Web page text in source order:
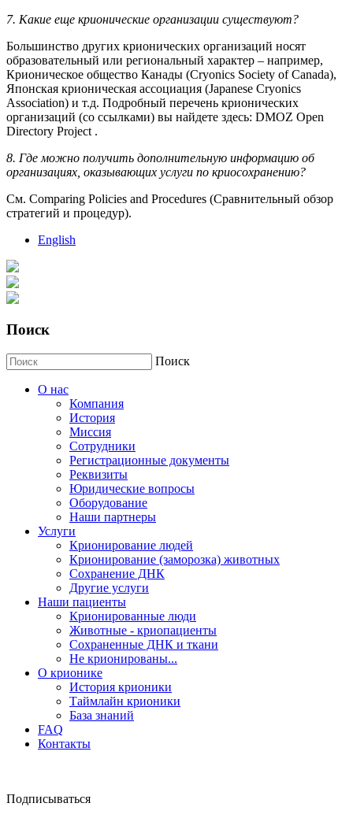
7. Какие еще крионические организации существуют?
Большинство других крионических организаций носят
образовательный или региональный характер – например,
Крионическое общество Канады (Cryonics Society of Canada),
Японская крионическая ассоциация (Japanese Cryonics
Association) и т.д. Подробный перечень крионических
организаций (со ссылками) вы найдете здесь: DMOZ Open
Directory Project .
8. Где можно получить дополнительную информацию об
организациях, оказывающих услуги по криосохранению?
См. Comparing Policies and Procedures (Сравнительный обзор
стратегий и процедур).
English
Поиск
Поиск
О нас
Компания
История
Миссия
Сотрудники
Регистрационные документы
Реквизиты
Юридические вопросы
Оборудование
Наши партнеры
Услуги
Крионирование людей
Крионирование (заморозка) животных
Сохранение ДНК
Другие услуги
Наши пациенты
Крионированные люди
Животные - криопациенты
Сохраненные ДНК и ткани
Не крионированы...
О крионике
История крионики
Таймлайн крионики
База знаний
FAQ
Контакты
Подписываться